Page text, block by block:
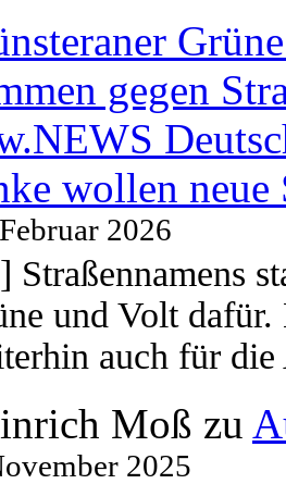
gegen
wollen neue
2026
und Volt
auch für
Moß zu
2025